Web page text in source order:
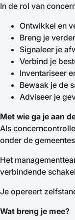
In de rol van
Ontwikkel en
Breng je
Signaleer je
Verbind je
Inventariseer
Bewaak je de
Adviseer je
Met wie ga je aan
Als
onder de
Het
verbindende
Je opereert
Wat breng je mee?